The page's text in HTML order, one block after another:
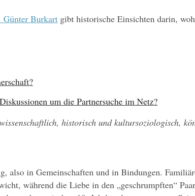
Günter Burkart gibt historische Einsichten darin,
um die Partnersuche im Netz?
historisch und kultursoziologisch,
also in Gemeinschaften und in Bindungen.
während die Liebe in den „geschrumpften“